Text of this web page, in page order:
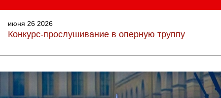
июня 26 2026
Конкурс-прослушивание в оперную труппу